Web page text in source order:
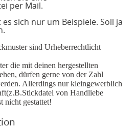
per Mail.
sich nur um Beispiele. Soll ja
sind Urheberrechtlicht
die mit deinen hergestellten
dürfen gerne von der Zahl
Allerdings nur kleingewerblich
von Handliebe
nicht gestattet!